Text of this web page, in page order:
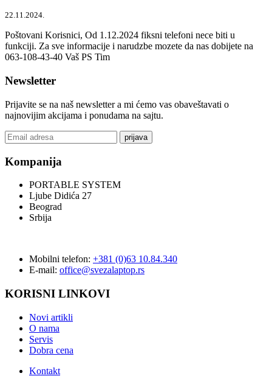
22.11.2024.
Poštovani Korisnici, Od 1.12.2024 fiksni telefoni nece biti u
funkciji. Za sve informacije i narudzbe mozete da nas dobijete na
063-108-43-40 Vaš PS Tim
Newsletter
Prijavite se na naš newsletter a mi ćemo vas obaveštavati o
najnovijim akcijama i ponudama na sajtu.
prijava
Kompanija
PORTABLE SYSTEM
Ljube Didića 27
Beograd
Srbija
Mobilni telefon: +381 (0)63 10.84.340
E-mail: office@svezalaptop.rs
KORISNI LINKOVI
Novi artikli
O nama
Servis
Dobra cena
Kontakt